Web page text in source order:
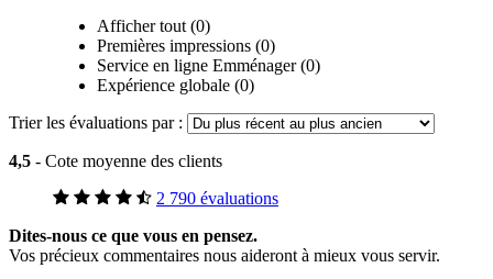
Afficher tout (0)
Premières impressions (0)
Service en ligne Emménager (0)
Expérience globale (0)
Trier les évaluations par :
4,5 - Cote moyenne des clients
2 790 évaluations
Dites-nous ce que vous en pensez.
Vos précieux commentaires nous aideront à mieux vous servir.